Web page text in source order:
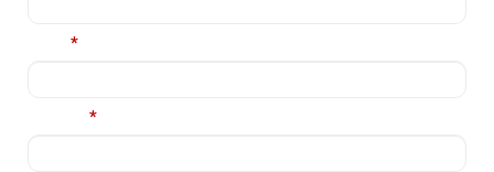
*
*